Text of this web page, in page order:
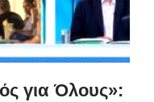
για Όλους»: